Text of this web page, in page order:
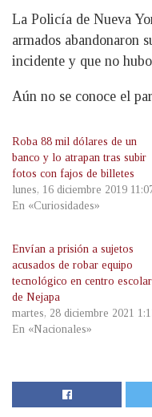
La Policía de Nueva
armados abandonaron
incidente y que no
Aún no se conoce el
Roba 88 mil dólares de un
banco y lo atrapan tras subir
fotos con fajos de billetes
lunes, 16 diciembre 2019
En «Curiosidades»
Envían a prisión a sujetos
acusados de robar equipo
tecnológico en centro escolar
de Nejapa
martes, 28 diciembre 2021
En «Nacionales»